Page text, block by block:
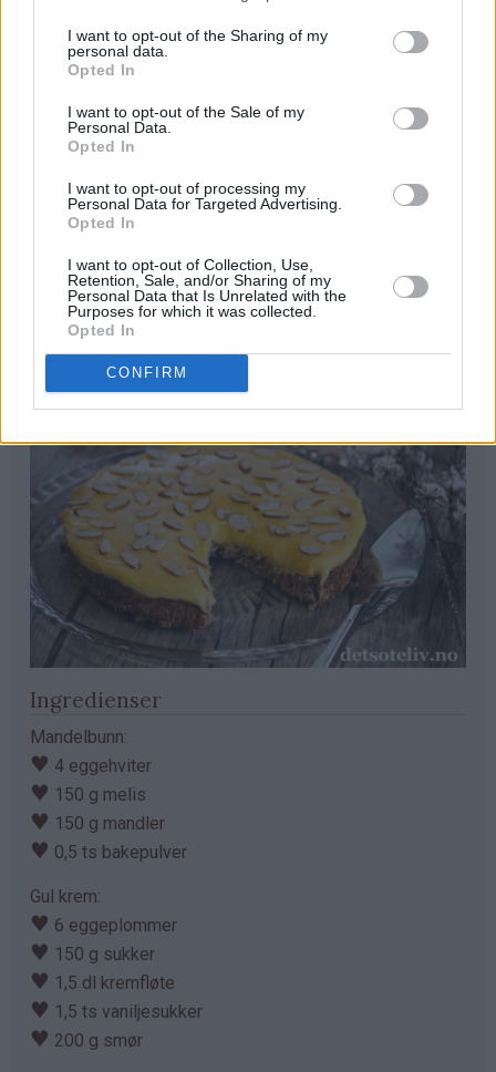
I want to opt-out of the Sharing of my
personal data.
Opted In
I want to opt-out of the Sale of my
Personal Data.
Opted In
I want to opt-out of processing my
Personal Data for Targeted Advertising.
Opted In
I want to opt-out of Collection, Use,
Retention, Sale, and/or Sharing of my
Personal Data that Is Unrelated with the
Purposes for which it was collected.
Opted In
CONFIRM
print
Suksesskake
Ingredienser
Mandelbunn:
♥ 4 eggehviter
♥ 150 g melis
♥ 150 g mandler
♥ 0,5 ts bakepulver
Gul krem:
♥ 6 eggeplommer
♥ 150 g sukker
♥ 1,5 dl kremfløte
♥ 1,5 ts vaniljesukker
♥ 200 g smør